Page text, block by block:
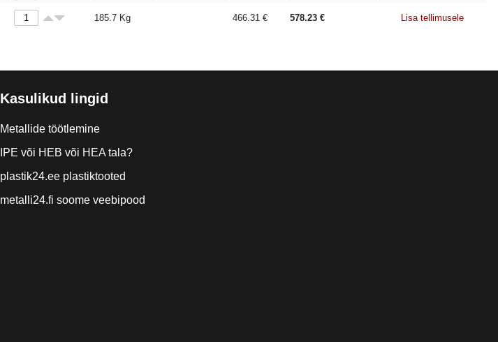
185.7 Kg 466.31 € 578.23 € Lisa tellimusele
Kasulikud lingid
Metallide töötlemine
IPE või HEB või HEA tala?
plastik24.ee plastiktooted
metalli24.fi soome veebipood